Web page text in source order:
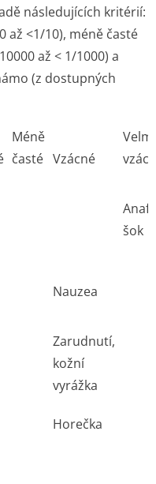
následujících kritérií:
až <1/10), méně časté
až < 1/1000) a
(z dostupných
Méně
časté Vzácné
Velmi
šok
Nauzea
Zarudnutí,
kožní
vyrážka
Horečka